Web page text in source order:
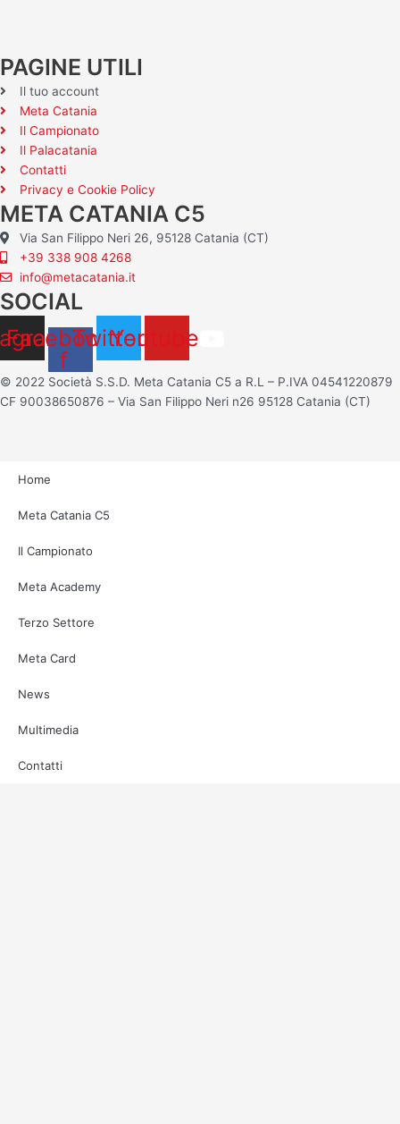
PAGINE UTILI
Il tuo account
Meta Catania
Il Campionato
Il Palacatania
Contatti
Privacy e Cookie Policy
META CATANIA C5
Via San Filippo Neri 26, 95128 Catania (CT)
+39 338 908 4268
info@metacatania.it
SOCIAL
Facebook-
f
TwitterYoutube
© 2022 Società S.S.D. Meta Catania C5 a R.L – P.IVA 04541220879
CF 90038650876 – Via San Filippo Neri n26 95128 Catania (CT)
Home
Meta Catania C5
Il Campionato
Meta Academy
Terzo Settore
Meta Card
News
Multimedia
Contatti